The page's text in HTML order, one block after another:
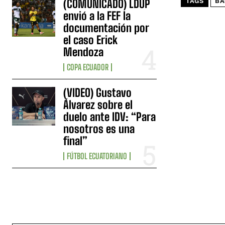
(COMUNICADO) LDUP
envió a la FEF la
documentación por
el caso Erick
Mendoza
COPA ECUADOR
(VIDEO) Gustavo
Álvarez sobre el
duelo ante IDV: “Para
nosotros es una
final”
FÚTBOL ECUATORIANO